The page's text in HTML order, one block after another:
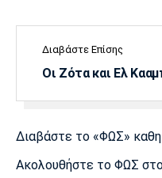
Μάντσεστερ
Διαβάστε Επίσης
Οι Ζότα και Ελ
Διαβάστε το «ΦΩΣ»
Ακολουθήστε το ΦΩΣ